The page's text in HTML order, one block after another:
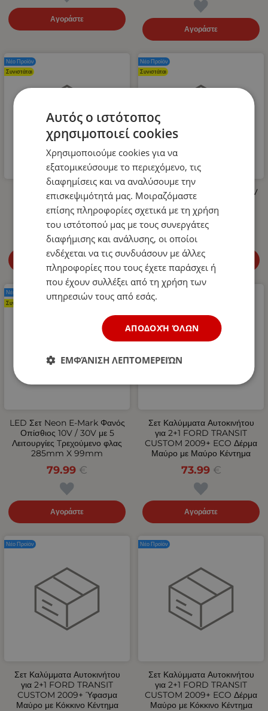
Αγοράστε
Αγοράστε
Λάστιχο Υψηλής Πίεσης για
Πλυστικό 400bar 10m
14.99 €
Αγοράστε
Νέο Προϊόν
Συνιστάται
LED Όγκου Τριπλό 12V / 24V
Πορτοκαλί 110mm x 30mm
4.99 €
Αγοράστε
Νέο Προϊόν
Συνιστάται
LED Σετ Neon Е-Мark Φανός
Οπίσθιος 10V / 30V με 5
Λειτουργίες Tρεχούμενο φλας
285mm X 99mm
79.99 €
Αγοράστε
Νέο Προϊόν
Συνιστάται
Σετ Καλύμματα Αυτοκινήτου
για 2+1 FORD TRANSIT
CUSTOM 2009+ ECO Δέρμα
Μαύρο με Μαύρο Κέντημα
73.99 €
Αγοράστε
Νέο Προϊόν
Σετ Καλύμματα Αυτοκινήτου
για 2+1 FORD TRANSIT
CUSTOM 2009+ Ύφασμα
Μαύρο με Κόκκινο Κέντημα
Νέο Προϊόν
Σετ Καλύμματα Αυτοκινήτου
για 2+1 FORD TRANSIT
CUSTOM 2009+ ECO Δέρμα
Μαύρο με Κόκκινο Κέντημα
Νέο Προϊόν
Αυτός ο ιστότοπος
χρησιμοποιεί cookies
Χρησιμοποιούμε cookies για να
εξατομικεύσουμε το περιεχόμενο, τις
διαφημίσεις και να αναλύσουμε την
επισκεψιμότητά μας. Μοιραζόμαστε
επίσης πληροφορίες σχετικά με τη χρήση
του ιστότοπού μας με τους συνεργάτες
διαφήμισης και ανάλυσης, οι οποίοι
ενδέχεται να τις συνδυάσουν με άλλες
πληροφορίες που τους έχετε παράσχει ή
που έχουν συλλέξει από τη χρήση των
υπηρεσιών τους από εσάς.
ΑΠΟΔΟΧΉ ΌΛΩΝ
ΕΜΦΆΝΙΣΗ ΛΕΠΤΟΜΕΡΕΙΏΝ